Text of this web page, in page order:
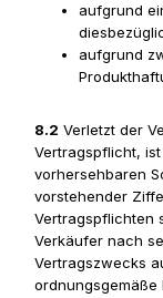
aufgrund
aufgrund
8.2 Verletzt der
Vertragspflicht,
vorhersehbaren
vorstehender
Vertragspflichten
Verkäufer nach
Vertragszwecks